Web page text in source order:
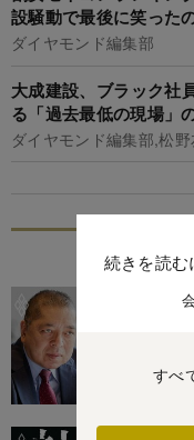
続きを読む
すべ
設騒動で最後に笑った
ダイヤモンド編集部
大成建設、ブラック社
る「過去最低の現場」
ダイヤモンド編集部,松野